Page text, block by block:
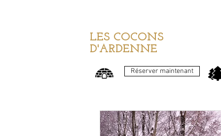
LES COCONS
D'ARDENNE
Réserver maintenant